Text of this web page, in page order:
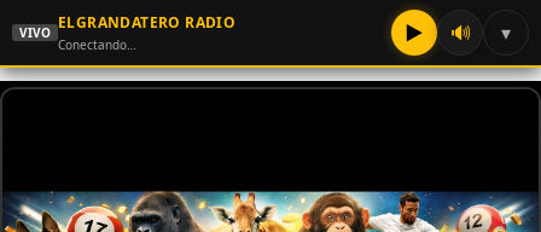
VIVO
ELGRANDATERO RADIO
Conectando… ▶ 🔊 ▾